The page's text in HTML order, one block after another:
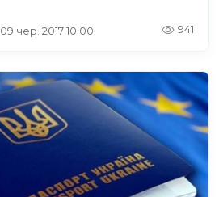
09 чер. 2017 10:00 941